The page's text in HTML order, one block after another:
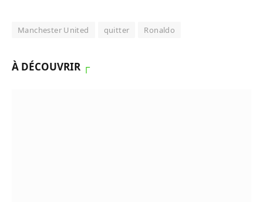
Manchester United quitter Ronaldo
À DÉCOUVRIR ┌